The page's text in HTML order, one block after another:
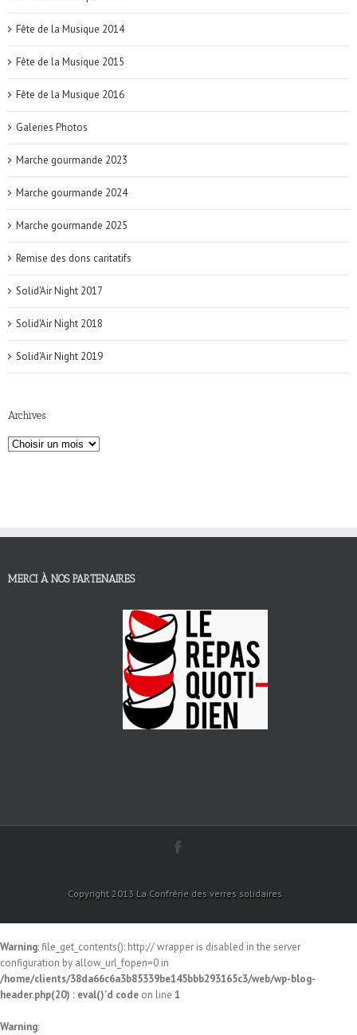
Fête de la Musique 2014
Fête de la Musique 2015
Fête de la Musique 2016
Galeries Photos
Marche gourmande 2023
Marche gourmande 2024
Marche gourmande 2025
Remise des dons caritatifs
Solid'Air Night 2017
Solid'Air Night 2018
Solid'Air Night 2019
Archives
MERCI À NOS PARTENAIRES
Copyright 2013 La Confrérie des verres solidaires
Warning: file_get_contents(): http:// wrapper is disabled in the server
configuration by allow_url_fopen=0 in
/home/clients/38da66c6a3b85339be145bbb293165c3/web/wp-blog-
header.php(20) : eval()'d code on line 1
Warning: